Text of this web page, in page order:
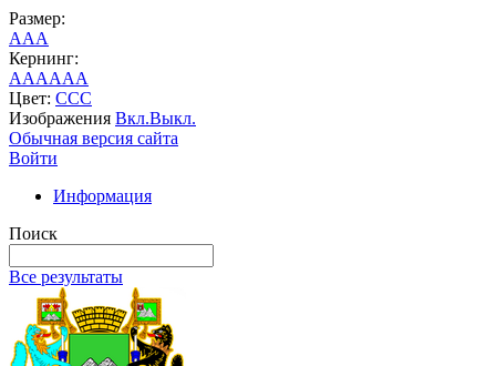
Размер:
AAA
Кернинг:
AAAAAA
Цвет: CCC
Изображения Вкл.Выкл.
Обычная версия сайта
Войти
Информация
Поиск
Все результаты